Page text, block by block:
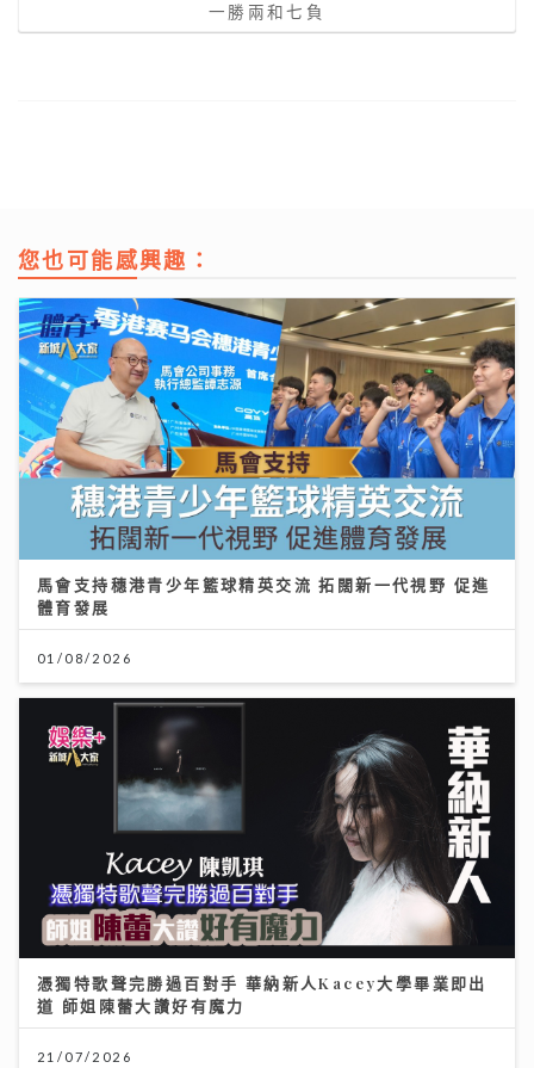
一勝兩和七負
您也可能感興趣：
馬會支持穗港青少年籃球精英交流 拓闊新一代視野 促進
體育發展
01/08/2026
憑獨特歌聲完勝過百對手 華納新人Kacey大學畢業即出
道 師姐陳蕾大讚好有魔力
21/07/2026